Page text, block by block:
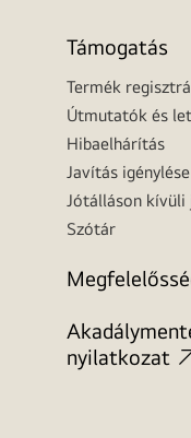
Támogatás
Termék
Útmutatók és
Hibaelhárítás
Javítás igénylése
Jótálláson kívüli
Szótár
nyilatkozat